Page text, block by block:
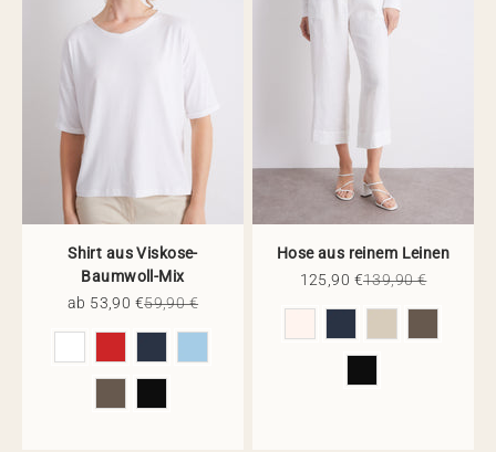
Shirt aus Viskose-
Baumwoll-Mix
Angebot
ab 53,90 €Regulärer Preis
59,90 €
Hose aus reinem Leinen
Angebot
125,90 €Regulärer Preis
139,90 €